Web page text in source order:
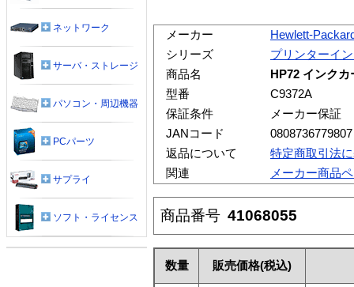
メーカー
Hewlett-
シリーズ
プリンターイ
商品名
HP72 インク
型番
C9372A
保証条件
メーカー保証
JANコード
0808736779807
返品について
特定商取引法
関連
メーカー商品
商品番号 41068055
数量 販売価格(税込)
ネットワーク
サーバ・ストレージ
パソコン・周辺機器
PCパーツ
サプライ
ソフト・ライセンス